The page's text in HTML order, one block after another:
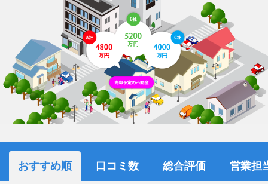
おすすめ順 口コミ数 総合評価 営業担